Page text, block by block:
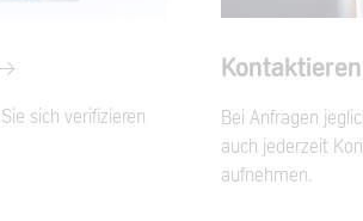
sich verifizieren
Bei Anfragen
auch jederzeit
aufnehmen.